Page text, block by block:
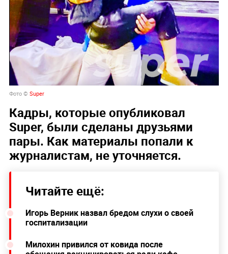
Фото © Super
Кадры, которые опубликовал
Super, были сделаны друзьями
пары. Как материалы попали к
журналистам, не уточняется.
Читайте ещё:
Игорь Верник назвал бредом слухи о своей
госпитализации
Милохин привился от ковида после